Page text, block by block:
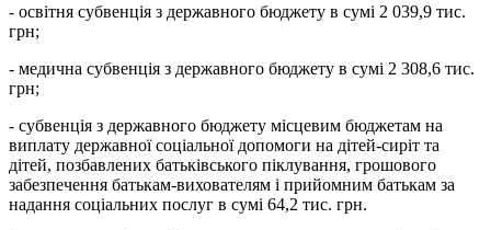
- освітня субвенція з державного бюджету в сумі 2 039,9 тис.
грн;
- медична субвенція з державного бюджету в сумі 2 308,6 тис.
грн;
- субвенція з державного бюджету місцевим бюджетам на
виплату державної соціальної допомоги на дітей-сиріт та
дітей, позбавлених батьківського піклування, грошового
забезпечення батькам-вихователям і прийомним батькам за
надання соціальних послуг в сумі 64,2 тис. грн.